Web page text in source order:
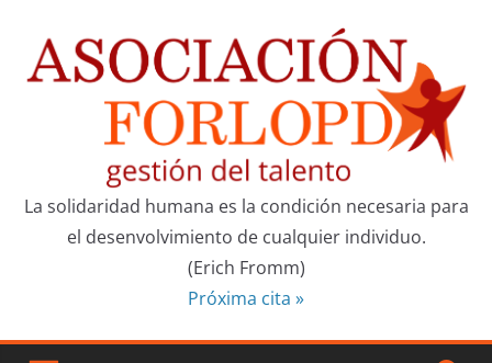
La solidaridad humana es la condición necesaria para
el desenvolvimiento de cualquier individuo.
(Erich Fromm)
Próxima cita »